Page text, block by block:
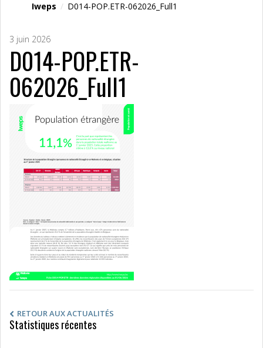
Iweps / D014-POP.ETR-062026_Full1
3 juin 2026
D014-POP.ETR-
062026_Full1
RETOUR AUX ACTUALITÉS
Statistiques récentes